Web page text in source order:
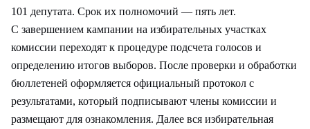
101 депутата. Срок их полномочий — пять лет.
С завершением кампании на избирательных участках
комиссии переходят к процедуре подсчета голосов и
определению итогов выборов. После проверки и обработки
бюллетеней оформляется официальный протокол с
результатами, который подписывают члены комиссии и
размещают для ознакомления. Далее вся избирательная